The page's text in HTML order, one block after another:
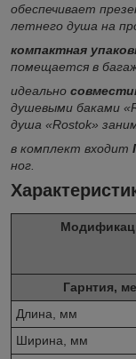
обеспечивает
летнего душа на
компактная
помещается в
идеально
душевыми баками
душа «Rostok»
в комплект входит
ног.
Гарнтия,
Длина, мм
Ширина, мм